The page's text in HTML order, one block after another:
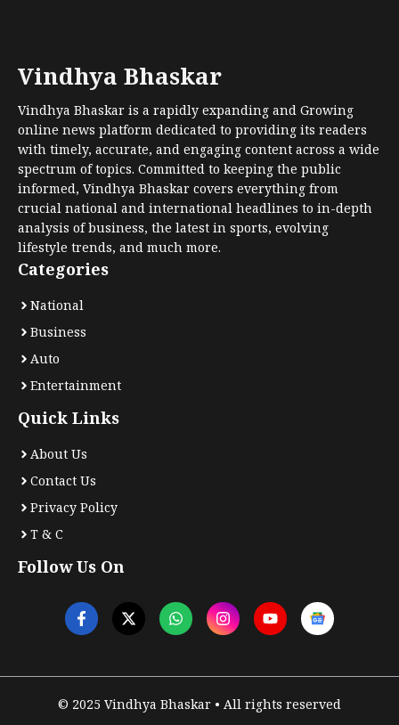
Vindhya Bhaskar
Vindhya Bhaskar is a rapidly expanding and Growing
online news platform dedicated to providing its readers
with timely, accurate, and engaging content across a wide
spectrum of topics. Committed to keeping the public
informed, Vindhya Bhaskar covers everything from
crucial national and international headlines to in-depth
analysis of business, the latest in sports, evolving
lifestyle trends, and much more.
Categories
National
Business
Auto
Entertainment
Quick Links
About Us
Contact Us
Privacy Policy
T & C
Follow Us On
© 2025 Vindhya Bhaskar • All rights reserved